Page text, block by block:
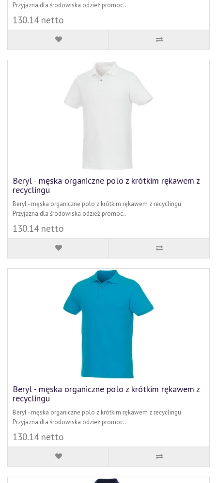
Przyjazna dla środowiska odzież promoc..
130.14 netto
Beryl - męska organiczne polo z krótkim rękawem z
recyclingu
Beryl - męska organiczne polo z krótkim rękawem z recyclingu.
Przyjazna dla środowiska odzież promoc..
130.14 netto
Beryl - męska organiczne polo z krótkim rękawem z
recyclingu
Beryl - męska organiczne polo z krótkim rękawem z recyclingu.
Przyjazna dla środowiska odzież promoc..
130.14 netto